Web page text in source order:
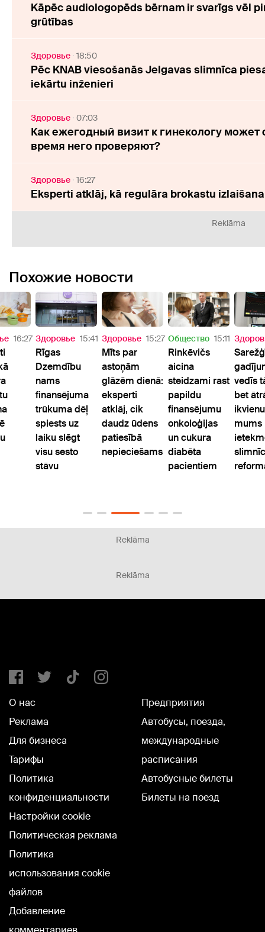
Kāpēc audiologopēds bērnam ir svarīgs vēl
grūtības
Здоровье 18:50
Pēc KNAB viesošanās Jelgavas slimnīca
iekārtu inženieri
Здоровье 07:03
Как ежегодный визит к гинекологу может
время него проверяют?
Здоровье 16:27
Eksperti atklāj, kā regulāra brokastu
Reklāma
Похожие новости
16:27 Здоровье 15:41
Rīgas
Dzemdību
nams
finansējuma
trūkuma dēļ
spiests uz
laiku slēgt
visu sesto
stāvu
Здоровье 15:27
Mīts par
astoņām
glāzēm dienā:
eksperti
atklāj, cik
daudz ūdens
patiesībā
nepieciešams
Oбщество 15:11
Rinkēvičs
aicina
steidzami rast
papildu
finansējumu
onkoloģijas
un cukura
diabēta
pacientiem
vedīs
bet
mums
Reklāma
Reklāma
О нас
Реклама
Для бизнеса
Тарифы
Политика
конфиденциальности
Настройки cookie
Политическая реклама
Политика
использования cookie
файлов
Добавление
Предприятия
Автобусы, поезда,
международные
расписания
Автобусные билеты
Билеты на поезд